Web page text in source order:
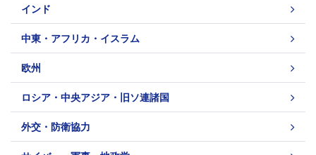
インド
中東・アフリカ・イスラム
欧州
ロシア・中央アジア・旧ソ連諸国
外交・防衛協力